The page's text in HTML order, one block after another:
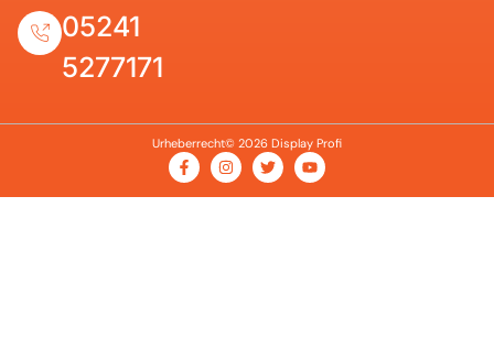
05241
5277171
Urheberrecht© 2026 Display Profi